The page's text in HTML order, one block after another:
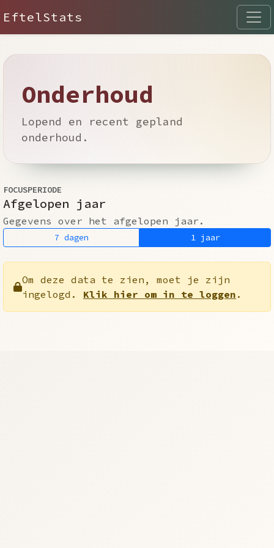
EftelStats
Onderhoud
Lopend en recent gepland
onderhoud.
FOCUSPERIODE
Afgelopen jaar
Gegevens over het afgelopen jaar.
7 dagen 1 jaar
Om deze data te zien, moet je zijn
ingelogd. Klik hier om in te loggen .